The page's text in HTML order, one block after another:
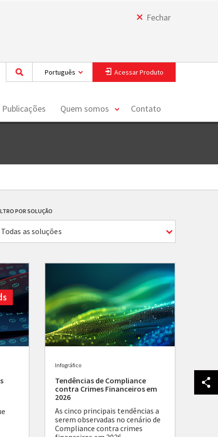
Fechar
Português Acessar Produto
Quem somos
toggleContato
POR SOLUÇÃO
Todas as soluções
Infográfico
Tendências de Compliance
contra Crimes Financeiros em
2026
As cinco principais tendências a
serem observadas no cenário de
Compliance contra crimes